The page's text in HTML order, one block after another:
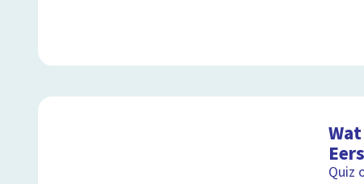
Quiz